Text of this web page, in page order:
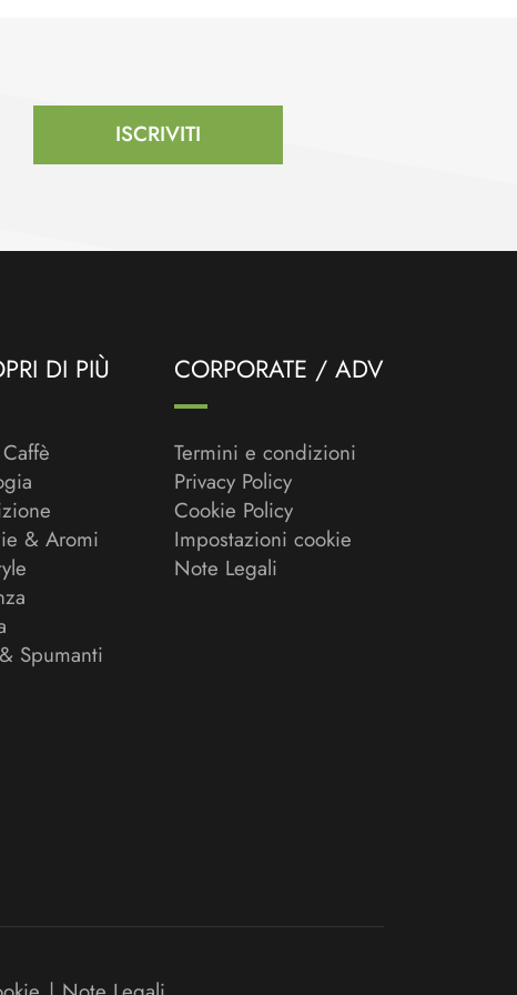
ISCRIVITI
DI PIÙ
& Aromi
Spumanti
CORPORATE / ADV
Termini e condizioni
Privacy Policy
Cookie Policy
Impostazioni cookie
Note Legali